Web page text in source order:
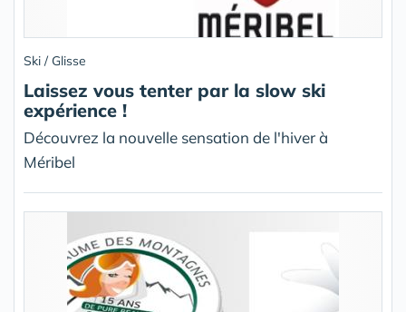
Ski / Glisse
Laissez vous tenter par la slow ski
expérience !
Découvrez la nouvelle sensation de l'hiver à
Méribel